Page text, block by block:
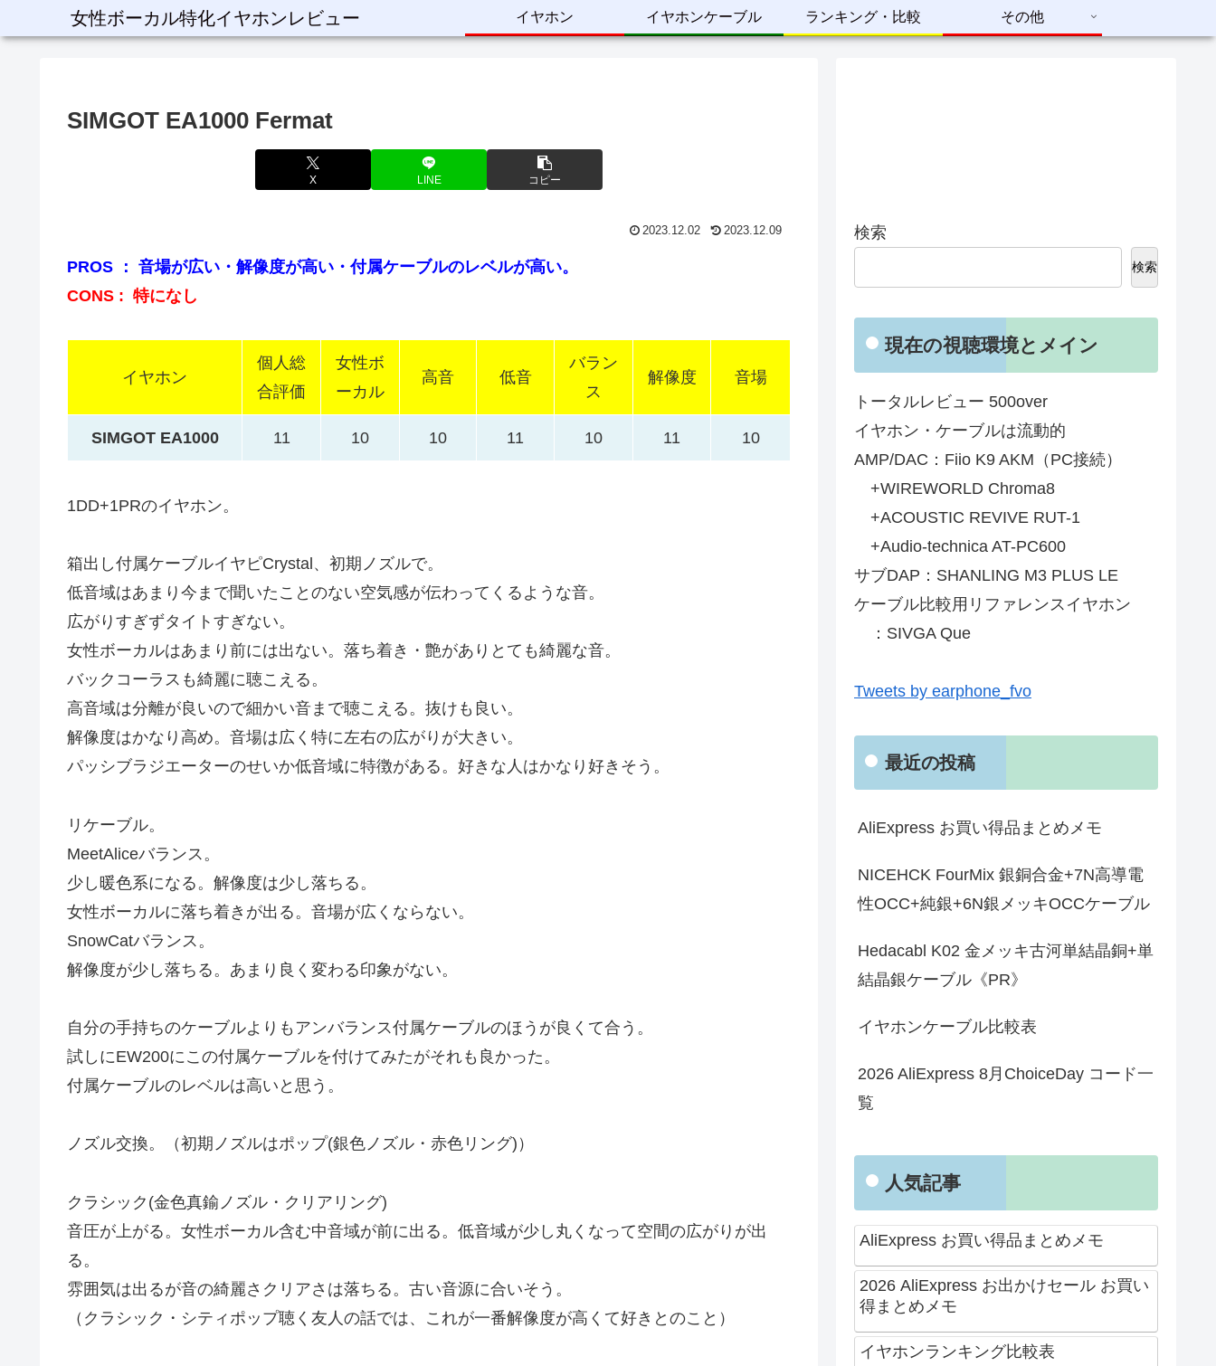
女性ボーカル特化イヤホンレビュー イヤホン イヤホンケーブル ランキング・比較 その他
SIMGOT EA1000 Fermat
X LINE コピー
2023.12.02 2023.12.09
PROS ： 音場が広い・解像度が高い・付属ケーブルのレベルが高い。
CONS : 特になし
イヤホン
個人総
合評価
女性ボ
ーカル
高音 低音
バラン
ス
解像度 音場
SIMGOT EA1000 11 10 10 11 10 11 10
1DD+1PRのイヤホン。
箱出し付属ケーブルイヤピCrystal、初期ノズルで。
低音域はあまり今まで聞いたことのない空気感が伝わってくるような音。
広がりすぎずタイトすぎない。
女性ボーカルはあまり前には出ない。落ち着き・艶がありとても綺麗な音。
バックコーラスも綺麗に聴こえる。
高音域は分離が良いので細かい音まで聴こえる。抜けも良い。
解像度はかなり高め。音場は広く特に左右の広がりが大きい。
パッシブラジエーターのせいか低音域に特徴がある。好きな人はかなり好きそう。
リケーブル。
MeetAliceバランス。
少し暖色系になる。解像度は少し落ちる。
女性ボーカルに落ち着きが出る。音場が広くならない。
SnowCatバランス。
解像度が少し落ちる。あまり良く変わる印象がない。
自分の手持ちのケーブルよりもアンバランス付属ケーブルのほうが良くて合う。
試しにEW200にこの付属ケーブルを付けてみたがそれも良かった。
付属ケーブルのレベルは高いと思う。
ノズル交換。（初期ノズルはポップ(銀色ノズル・赤色リング)）
クラシック(金色真鍮ノズル・クリアリング)
音圧が上がる。女性ボーカル含む中音域が前に出る。低音域が少し丸くなって空間の広がりが出
る。
雰囲気は出るが音の綺麗さクリアさは落ちる。古い音源に合いそう。
（クラシック・シティポップ聴く友人の話では、これが一番解像度が高くて好きとのこと）
検索
検索
現在の視聴環境とメイン
トータルレビュー 500over
イヤホン・ケーブルは流動的
AMP/DAC：Fiio K9 AKM（PC接続）
+WIREWORLD Chroma8
+ACOUSTIC REVIVE RUT-1
+Audio-technica AT-PC600
サブDAP：SHANLING M3 PLUS LE
ケーブル比較用リファレンスイヤホン
：SIVGA Que
Tweets by earphone_fvo
最近の投稿
AliExpress お買い得品まとめメモ
NICEHCK FourMix 銀銅合金+7N高導電
性OCC+純銀+6N銀メッキOCCケーブル
Hedacabl K02 金メッキ古河単結晶銅+単
結晶銀ケーブル《PR》
イヤホンケーブル比較表
2026 AliExpress 8月ChoiceDay コード一
覧
人気記事
AliExpress お買い得品まとめメモ
2026 AliExpress お出かけセール お買い
得まとめメモ
イヤホンランキング比較表